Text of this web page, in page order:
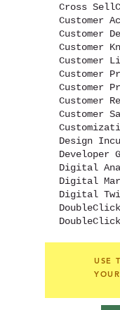
Cross Sell
Customer
Customer
Customer
Customer
Customer
Customer
Customer
Customer
Design
Developer
Digital
Digital
Digital
USE